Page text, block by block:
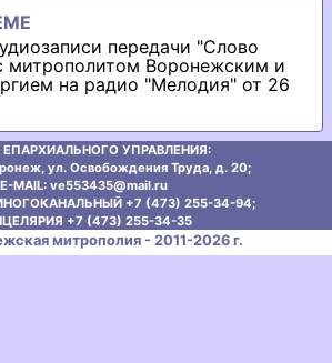
передачи "Слово
митрополитом Воронежским и
на радио "Мелодия" от 26
ЕПАРХИАЛЬНОГО УПРАВЛЕНИЯ:
ул. Освобождения Труда, д. 20;
E-MAIL: ve553435@mаil.ru
+7 (473) 255-34-94;
+7 (473) 255-34-35
митрополия - 2011-2026 г.